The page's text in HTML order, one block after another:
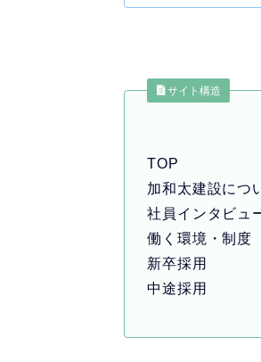
サイト構造
TOP
加和太建設につ
社員インタビュ
働く環境・制度
新卒採用
中途採用